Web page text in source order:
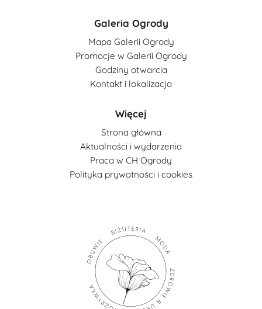
Galeria Ogrody
Mapa Galerii Ogrody
Promocje w Galerii Ogrody
Godziny otwarcia
Kontakt i lokalizacja
Więcej
Strona główna
Aktualności i wydarzenia
Praca w CH Ogrody
Polityka prywatności i cookies